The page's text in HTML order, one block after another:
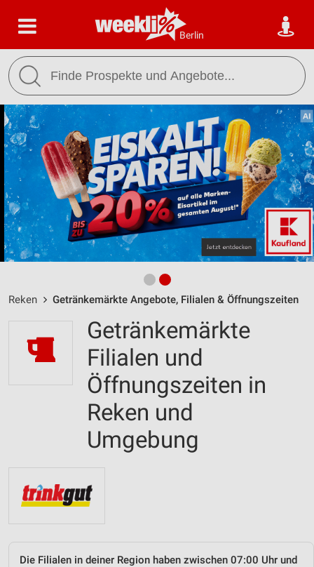
Berlin
Reken Getränkemärkte Angebote, Filialen & Öffnungszeiten
Getränkemärkte
Filialen und
Öffnungszeiten in
Reken und
Umgebung
Die Filialen in deiner Region haben zwischen 07:00 Uhr und